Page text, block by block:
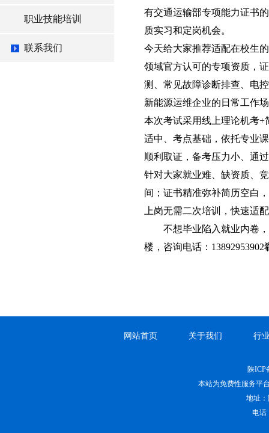
职业技能培训
联系我们
有交通运输部专项能力证书
质实习和定岗机会。
今天给大家推荐适配在校生
领域官方认可的专项资质，
测、常见故障诊断排查、电
新能源运维企业的日常工作
本次考试采用线上理论机考
适中、考点基础，依托专业
顺利取证，备考压力小、通
针对大家就业难、缺资质、
间；证书精准弥补简历空白
上岗无需二次培训，快速适
不想毕业陷入就业内卷
楼，咨询电话：
网站首页 关于我们 行
陕ICP
本站为免费性服务平
地址
电话